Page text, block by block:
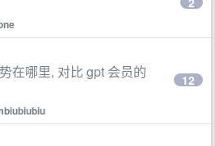
在哪里, 对比 gpt 会员的
12